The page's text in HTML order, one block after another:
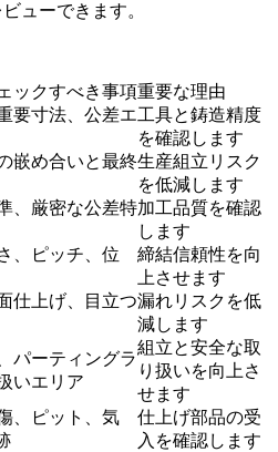
ビューできます。
ックすべき事項重要な理由
要寸法、公差エ工具と鋳造精度
を確認します
嵌め合いと最終生産組立リスク
を低減します
、厳密な公差特加工品質を確認
します
、ピッチ、位
締結信頼性を向
上させます
仕上げ、目立つ漏れリスクを低
減します
パーティングラ
いエリア
組立と安全な取
り扱いを向上さ
せます
、ピット、気
仕上げ部品の受
入を確認します